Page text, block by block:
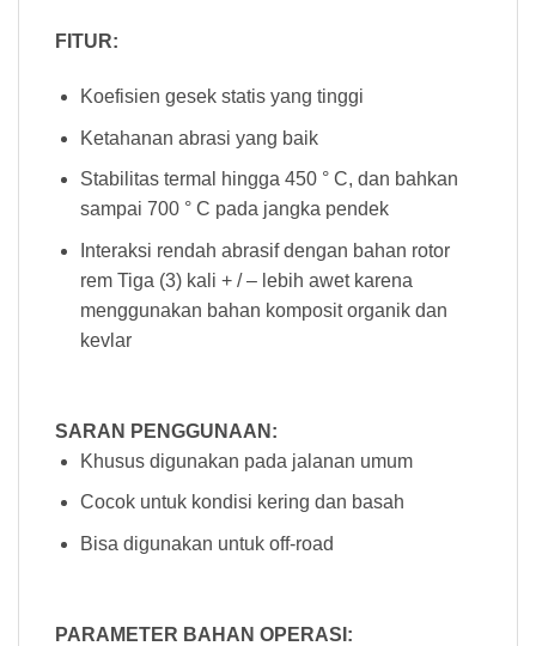
FITUR:
Koefisien gesek statis yang tinggi
Ketahanan abrasi yang baik
Stabilitas termal hingga 450 ° C, dan bahkan
sampai 700 ° C pada jangka pendek
Interaksi rendah abrasif dengan bahan rotor
rem Tiga (3) kali + / – lebih awet karena
menggunakan bahan komposit organik dan
kevlar
SARAN PENGGUNAAN:
Khusus digunakan pada jalanan umum
Cocok untuk kondisi kering dan basah
Bisa digunakan untuk off-road
PARAMETER BAHAN OPERASI: